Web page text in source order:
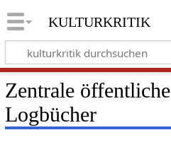
kulturkritik
Zentrale öffentliche
Logbücher